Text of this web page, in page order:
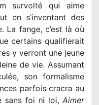
survolté qui aime
en s’inventant des
La fange, c’est là où
certains qualifierait
y verront une jeune
de vie. Assumant
son formalisme
parfois cracra au
sans foi ni loi, Aimer